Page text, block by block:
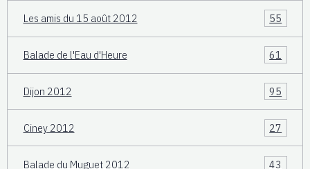
Les amis du 15 août 2012 55
Balade de l'Eau d'Heure 61
Dijon 2012 95
Ciney 2012 27
Balade du Muguet 2012 43